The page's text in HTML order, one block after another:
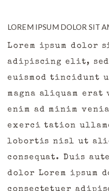
LOREM IPSUM DOLOR SIT
Lorem ipsum dolor
adipiscing elit, sed
euismod tincidunt
magna aliquam
enim ad minim
exerci tation
lobortis nisl ut
consequat. Duis
dolor Lorem ipsum